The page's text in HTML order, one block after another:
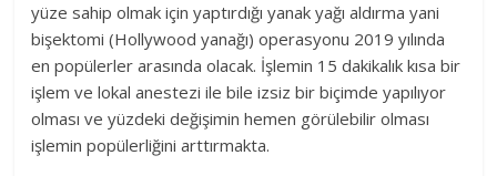
yüze sahip olmak için yaptırdığı yanak yağı aldırma yani
bişektomi (Hollywood yanağı) operasyonu 2019 yılında
en popülerler arasında olacak. İşlemin 15 dakikalık kısa bir
işlem ve lokal anestezi ile bile izsiz bir biçimde yapılıyor
olması ve yüzdeki değişimin hemen görülebilir olması
işlemin popülerliğini arttırmakta.